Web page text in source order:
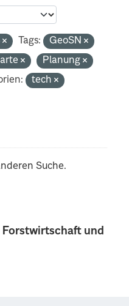
und
Tags:
GeoSN
Planung
tech
Suche.